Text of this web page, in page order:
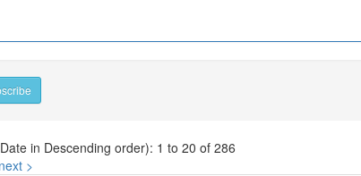
in Descending order): 1 to 20 of 286
next >